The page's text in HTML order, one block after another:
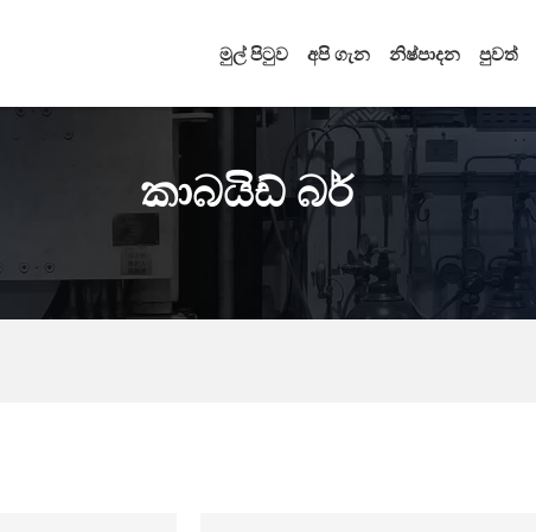
මුල් පිටුව අපි ගැන නිෂ්පාදන පුවත්
කාබයිඩ් බර්